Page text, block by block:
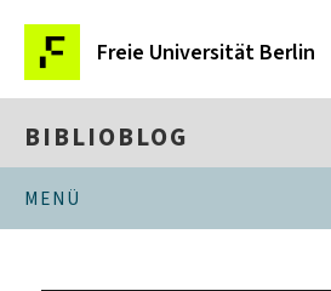
Freie Universität Berlin
BIBLIOBLOG
MENÜ